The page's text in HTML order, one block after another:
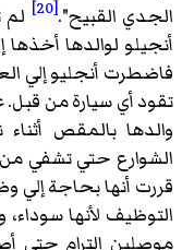
القبيح".
لم
لوالدها أخذها إلي
أنجليو إلي العودة
أي سيارة من قبل.
بالمقص أثناء
حتي تشفي من
أنها بحاجة إلي وظيفة
لأنها سوداء،
الترام حتي